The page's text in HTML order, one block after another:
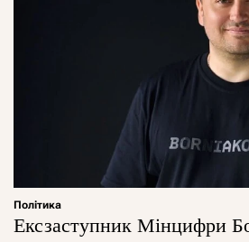
Політика
Ексзаступник Мінцифри